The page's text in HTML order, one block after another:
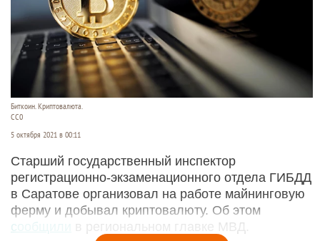
Биткоин. Криптовалюта.
СС0
5 октября 2021 в 00:11
Старший государственный инспектор
регистрационно-экзаменационного отдела ГИБДД
в Саратове организовал на работе майнинговую
ферму и добывал криптовалюту. Об этом
сообщили
в региональном главке МВД.